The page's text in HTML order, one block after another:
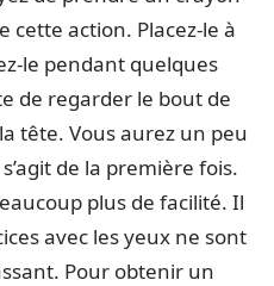
cette action. Placez-le à
le pendant quelques
de regarder le bout de
tête. Vous aurez un peu
de la première fois.
plus de facilité. Il
avec les yeux ne sont
Pour obtenir un